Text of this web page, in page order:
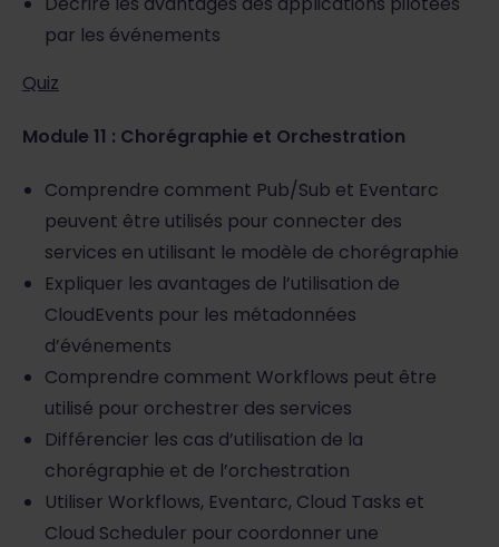
par les événements
Quiz
Module 11 : Chorégraphie et Orchestration
Comprendre comment Pub/Sub et Eventarc
peuvent être utilisés pour connecter des
services en utilisant le modèle de chorégraphie
Expliquer les avantages de l’utilisation de
CloudEvents pour les métadonnées
d’événements
Comprendre comment Workflows peut être
utilisé pour orchestrer des services
Différencier les cas d’utilisation de la
chorégraphie et de l’orchestration
Utiliser Workflows, Eventarc, Cloud Tasks et
Cloud Scheduler pour coordonner une